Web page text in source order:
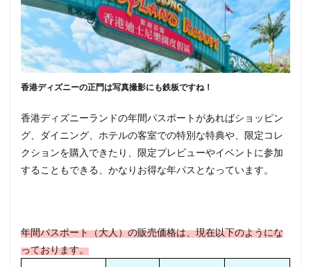
香港ディズニーの正門は写真撮影にも鉄板ですね！
香港ディズニーランドの年間パスポートがあればショッピン
グ
ダイニング ホテルの客室での特別な特典や、 限定コレ
クションを購入できたり、 限定プレビューやイベント に参加
することもできる、かなりお得な年パスとなっています。
年間パスポート（大人）の販売価格は、現在以下のようにな
っております。